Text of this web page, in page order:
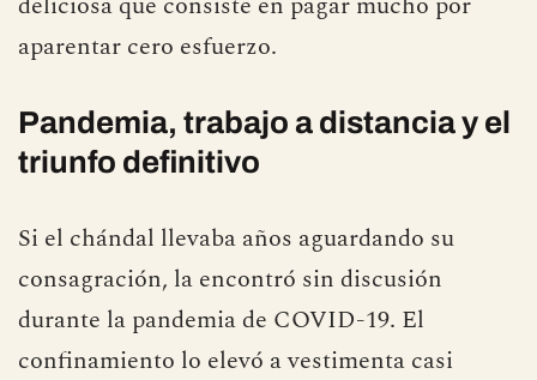
aparentar cero esfuerzo.
Pandemia, trabajo a distancia y el
triunfo definitivo
Si el chándal llevaba años aguardando su
consagración, la encontró sin discusión
durante la pandemia de COVID-19. El
confinamiento lo elevó a vestimenta casi